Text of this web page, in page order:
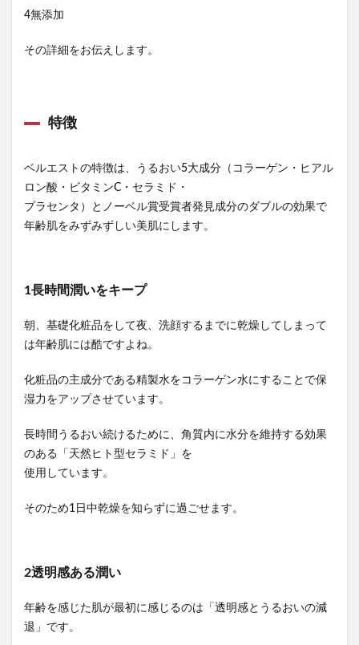
4無添加
その詳細をお伝えします。
特徴
ベルエストの特徴は、うるおい5大成分（コラーゲン・ヒアル
ロン酸・ビタミンC・セラミド・
プラセンタ）とノーベル賞受賞者発見成分のダブルの効果で
年齢肌をみずみずしい美肌にします。
1長時間潤いをキープ
朝、基礎化粧品をして夜、洗顔するまでに乾燥してしまって
は年齢肌には酷ですよね。
化粧品の主成分である精製水をコラーゲン水にすることで保
湿力をアップさせています。
長時間うるおい続けるために、角質内に水分を維持する効果
のある「天然ヒト型セラミド」を
使用しています。
そのため1日中乾燥を知らずに過ごせます。
2透明感ある潤い
年齢を感じた肌が最初に感じるのは「透明感とうるおいの減
退」です。